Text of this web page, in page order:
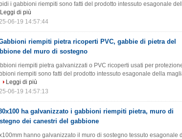
i gabbioni riempiti sono fatti del prodotto intessuto esagonale
Leggi di più
06-19 14:57:44
riempiti pietra ricoperti PVC, gabbie di pietra del
del muro di sostegno
riempiti pietra galvanizzati o PVC ricoperti usati per
riempiti sono fatti del prodotto intessuto esagonale della
Leggi di più
06-19 14:57:13
ha galvanizzato i gabbioni riempiti pietra, muro di
dei canestri del gabbione
hanno galvanizzato il muro di sostegno tessuto esagonale